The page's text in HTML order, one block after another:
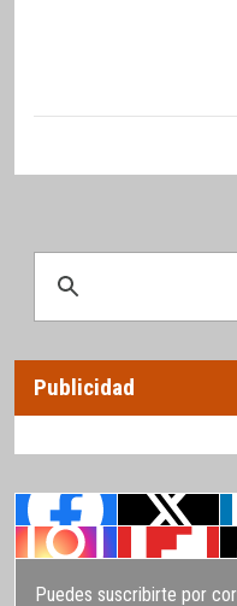
Publicidad
Puedes suscribirte por